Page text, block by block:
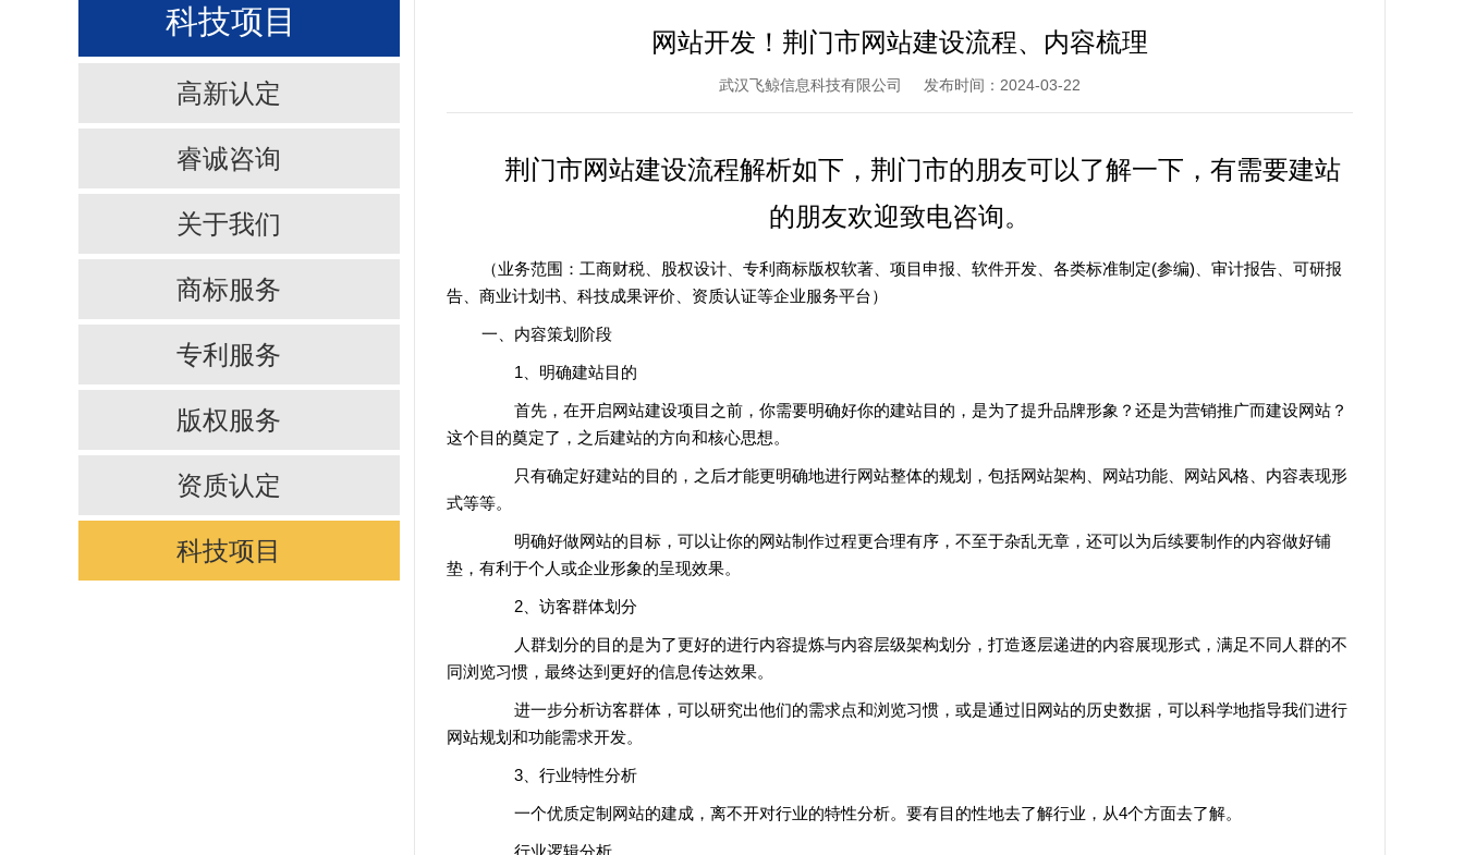
科技项目
高新认定
睿诚咨询
关于我们
商标服务
专利服务
版权服务
资质认定
科技项目
网站开发！荆门市网站建设流程、内容梳理
武汉飞鲸信息科技有限公司 发布时间：2024-03-22
荆门市网站建设流程解析如下，荆门市的朋友可以了解一下，有需要建站
的朋友欢迎致电咨询。
（业务范围：工商财税、股权设计、专利商标版权软著、项目申报、软件开发、各类标准制定(参编)、审计报告、可研报
告、商业计划书、科技成果评价、资质认证等企业服务平台）
一、内容策划阶段
1、明确建站目的
首先，在开启网站建设项目之前，你需要明确好你的建站目的，是为了提升品牌形象？还是为营销推广而建设网站？
这个目的奠定了，之后建站的方向和核心思想。
只有确定好建站的目的，之后才能更明确地进行网站整体的规划，包括网站架构、网站功能、网站风格、内容表现形
式等等。
明确好做网站的目标，可以让你的网站制作过程更合理有序，不至于杂乱无章，还可以为后续要制作的内容做好铺
垫，有利于个人或企业形象的呈现效果。
2、访客群体划分
人群划分的目的是为了更好的进行内容提炼与内容层级架构划分，打造逐层递进的内容展现形式，满足不同人群的不
同浏览习惯，最终达到更好的信息传达效果。
进一步分析访客群体，可以研究出他们的需求点和浏览习惯，或是通过旧网站的历史数据，可以科学地指导我们进行
网站规划和功能需求开发。
3、行业特性分析
一个优质定制网站的建成，离不开对行业的特性分析。要有目的性地去了解行业，从4个方面去了解。
行业逻辑分析